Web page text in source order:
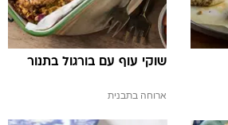
שוקי עוף עם בורגול בתנור
ארוחה בתבנית